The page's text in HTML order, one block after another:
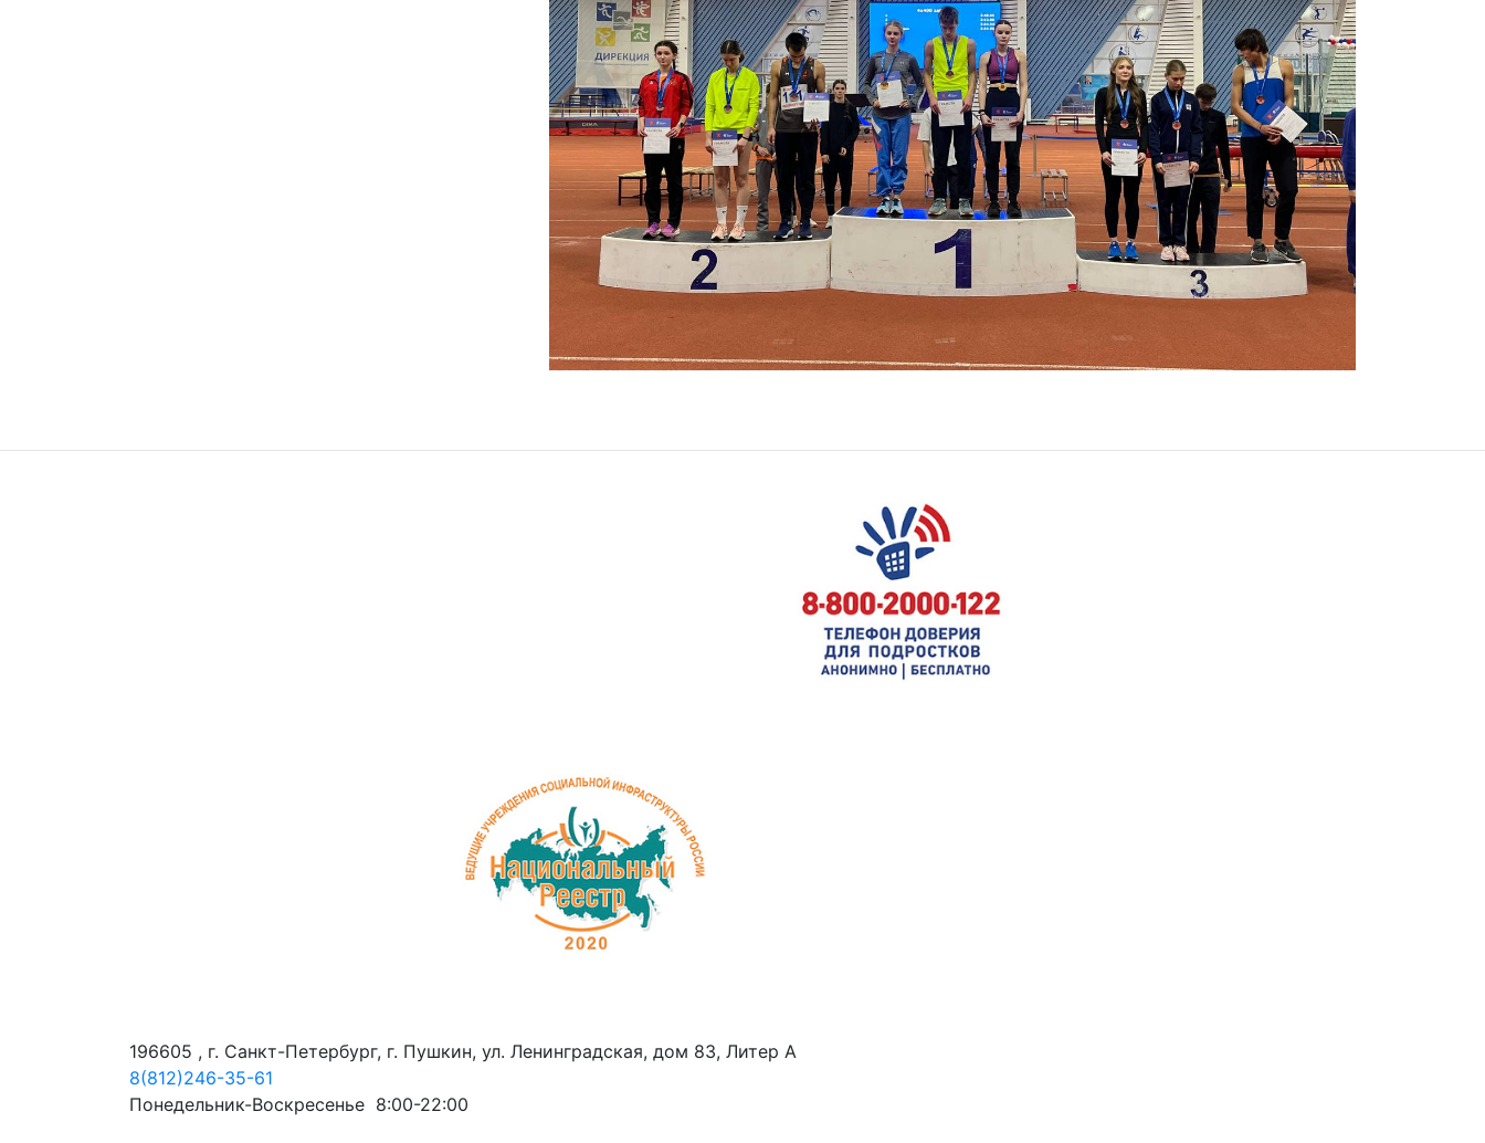
196605 , г. Санкт-Петербург, г. Пушкин, ул. Ленинградская, дом 83, Литер А
8(812)246-35-61
Понедельник-Воскресенье 8:00-22:00